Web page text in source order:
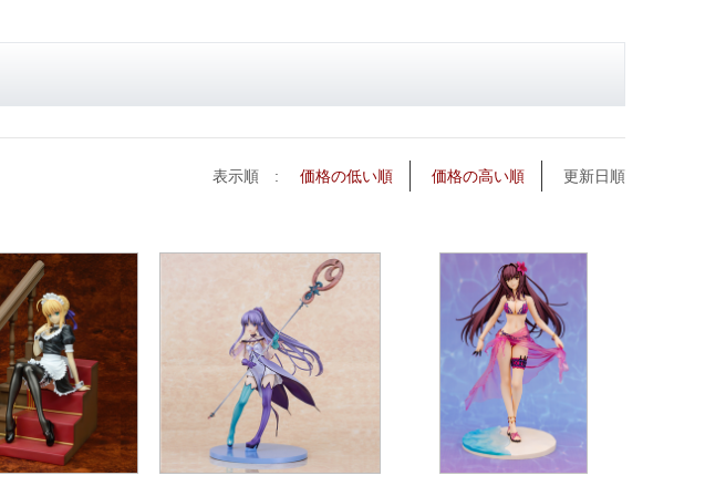
表示順 : 価格の低い順 価格の高い順 更新日順